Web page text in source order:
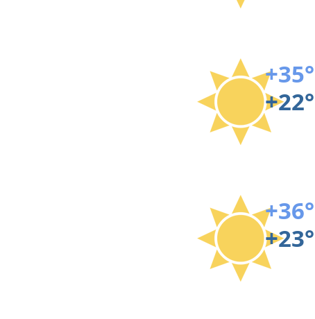
+35°
+22°
+36°
+23°